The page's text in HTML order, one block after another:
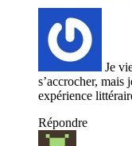
Je
s’accrocher, mais
expérience
Répondre